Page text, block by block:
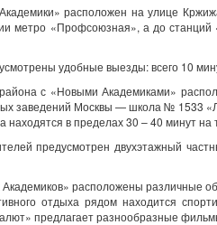
расположен на улице
метро «Профсоюзная», а до
удобные выезды: всего 10
с «Новыми Академиками»
заведений Москвы — школа № 1533
находятся в пределах 30 – 40 минут на
предусмотрен двухэтажный
расположены различные
отдыха рядом находится
предлагает разнообразные